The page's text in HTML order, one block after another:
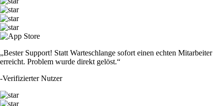
„Bester Support! Statt Warteschlange sofort einen echten Mitarbeiter
erreicht. Problem wurde direkt gelöst.“
-Verifizierter Nutzer